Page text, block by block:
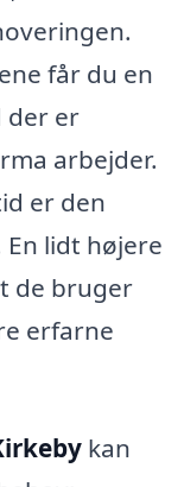
får du en
der er
arbejder.
er den
lidt højere
de bruger
erfarne
kan